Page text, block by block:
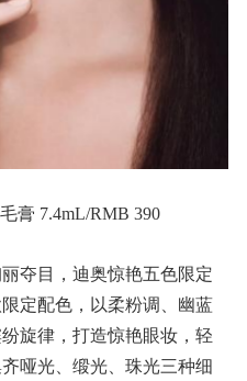
膏 7.4mL/RMB 390
夺目，迪奥惊艳五色限定
定配色，以柔粉调、幽蓝
旋律，打造惊艳眼妆，轻
哑光、缎光、珠光三种细